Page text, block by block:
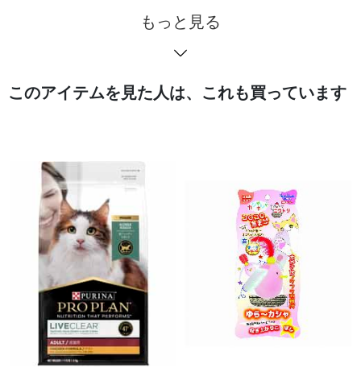
もっと見る
このアイテムを見た人は、これも買っています